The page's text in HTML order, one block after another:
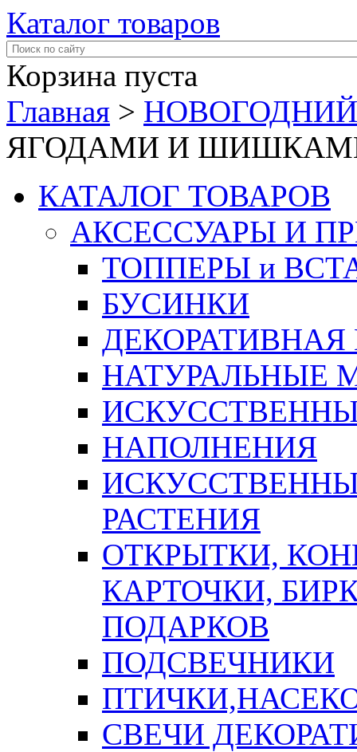
Каталог товаров
Корзина пуста
Главная >
ЯГОДАМИ И
КАТАЛОГ ТОВАРОВ
АКСЕССУАРЫ И
ТОППЕРЫ и
БУСИНКИ
ДЕКОРАТИВНАЯ
НАТУРАЛЬНЫЕ
НАПОЛНЕНИЯ
РАСТЕНИЯ
ОТКРЫТКИ,
КАРТОЧКИ,
ПОДАРКОВ
ПОДСВЕЧНИКИ
СВЕЧИ